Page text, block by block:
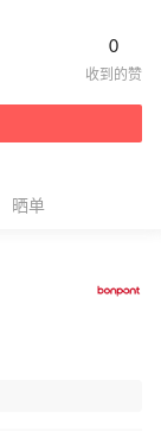
0
晒单